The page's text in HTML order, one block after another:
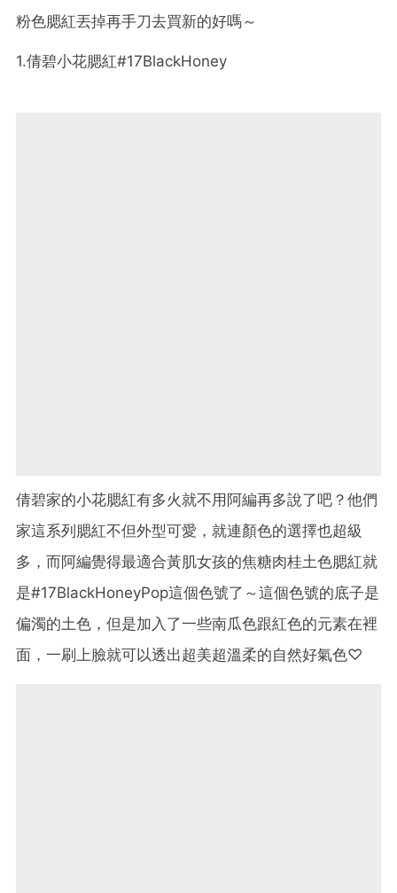
粉色腮紅丟掉再手刀去買新的好嗎～
1.倩碧小花腮紅#17BlackHoney
倩碧家的小花腮紅有多火就不用阿編再多說了吧？他們
家這系列腮紅不但外型可愛，就連顏色的選擇也超級
多，而阿編覺得最適合黃肌女孩的焦糖肉桂土色腮紅就
是#17BlackHoneyPop這個色號了～這個色號的底子是
偏濁的土色，但是加入了一些南瓜色跟紅色的元素在裡
面，一刷上臉就可以透出超美超溫柔的自然好氣色♡